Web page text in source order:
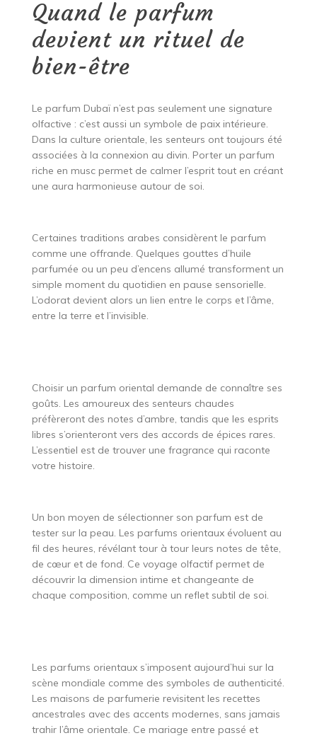
Quand le parfum
devient un rituel de
bien-être
Le parfum Dubaï n’est pas seulement une signature
olfactive : c’est aussi un symbole de paix intérieure.
Dans la culture orientale, les senteurs ont toujours été
associées à la connexion au divin. Porter un parfum
riche en musc permet de calmer l’esprit tout en créant
une aura harmonieuse autour de soi.
Certaines traditions arabes considèrent le parfum
comme une offrande. Quelques gouttes d’huile
parfumée ou un peu d’encens allumé transforment un
simple moment du quotidien en pause sensorielle.
L’odorat devient alors un lien entre le corps et l’âme,
entre la terre et l’invisible.
Choisir un parfum oriental demande de connaître ses
goûts. Les amoureux des senteurs chaudes
préfèreront des notes d’ambre, tandis que les esprits
libres s’orienteront vers des accords de épices rares.
L’essentiel est de trouver une fragrance qui raconte
votre histoire.
Un bon moyen de sélectionner son parfum est de
tester sur la peau. Les parfums orientaux évoluent au
fil des heures, révélant tour à tour leurs notes de tête,
de cœur et de fond. Ce voyage olfactif permet de
découvrir la dimension intime et changeante de
chaque composition, comme un reflet subtil de soi.
Les parfums orientaux s’imposent aujourd’hui sur la
scène mondiale comme des symboles de authenticité.
Les maisons de parfumerie revisitent les recettes
ancestrales avec des accents modernes, sans jamais
trahir l’âme orientale. Ce mariage entre passé et